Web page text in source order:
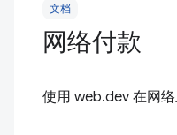
文档
网络付款
使用 web.dev 在网络